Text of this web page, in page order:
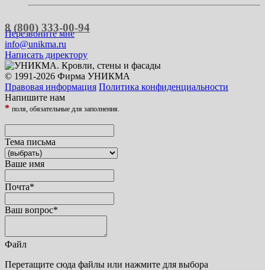
8 (800) 333-00-94
Перезвоните мне
info@unikma.ru
Написать директору
© 1991-2026 Фирма УНИКМА
Правовая информация Политика конфиденциальности
Напишите нам
* поля, обязательные для заполнения.
Тема письма
Ваше имя
Почта*
Ваш вопрос*
Файл
Перетащите сюда файлы или нажмите для выбора